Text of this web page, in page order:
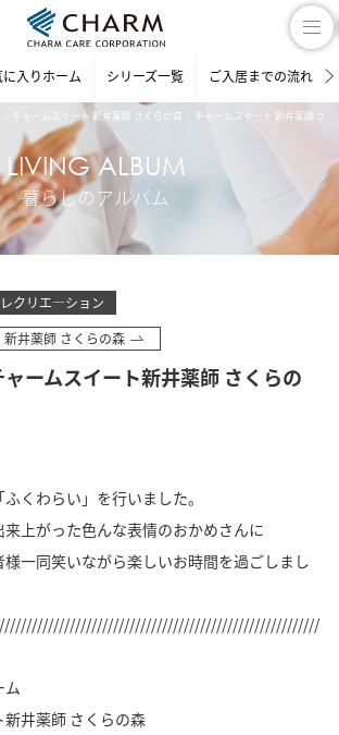
に入りホーム シリーズ一覧 ご入居までの流れ
チャームスイート 新井薬師 さくらの森 チャームスイート 新井薬師 さ
LIVING ALBUM
暮らしのアルバム
クリエ―ション
井薬師 さくらの森
ームスイート新井薬師 さくらの
くわらい」を行いました。
上がった色んな表情のおかめさんに
一同笑いながら楽しいお時間を過ごしまし
ム
井薬師 さくらの森